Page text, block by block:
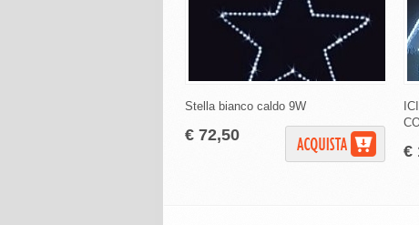
Stella bianco caldo 9W
€ 72,50
€